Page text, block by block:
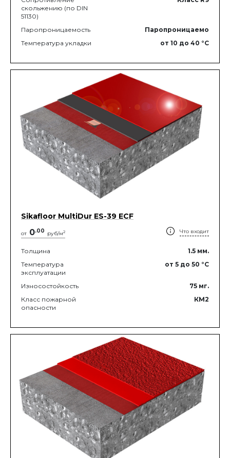
скольжению (по DIN
51130)
Паропроницаемость
Паропроницаемо
Температура укладки
от 10 до 40 °C
Sikafloor MultiDur ES-39 ECF
от 0.00 руб/м2 Что входит
Толщина 1.5 мм.
Температура
эксплуатации
от 5 до 50 °C
Износостойкость 75 мг.
Класс пожарной
опасности
КМ2